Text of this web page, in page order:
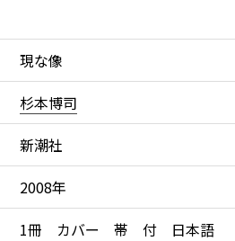
現な像
杉本博司
新潮社
2008年
1冊 カバー 帯 付 日本語